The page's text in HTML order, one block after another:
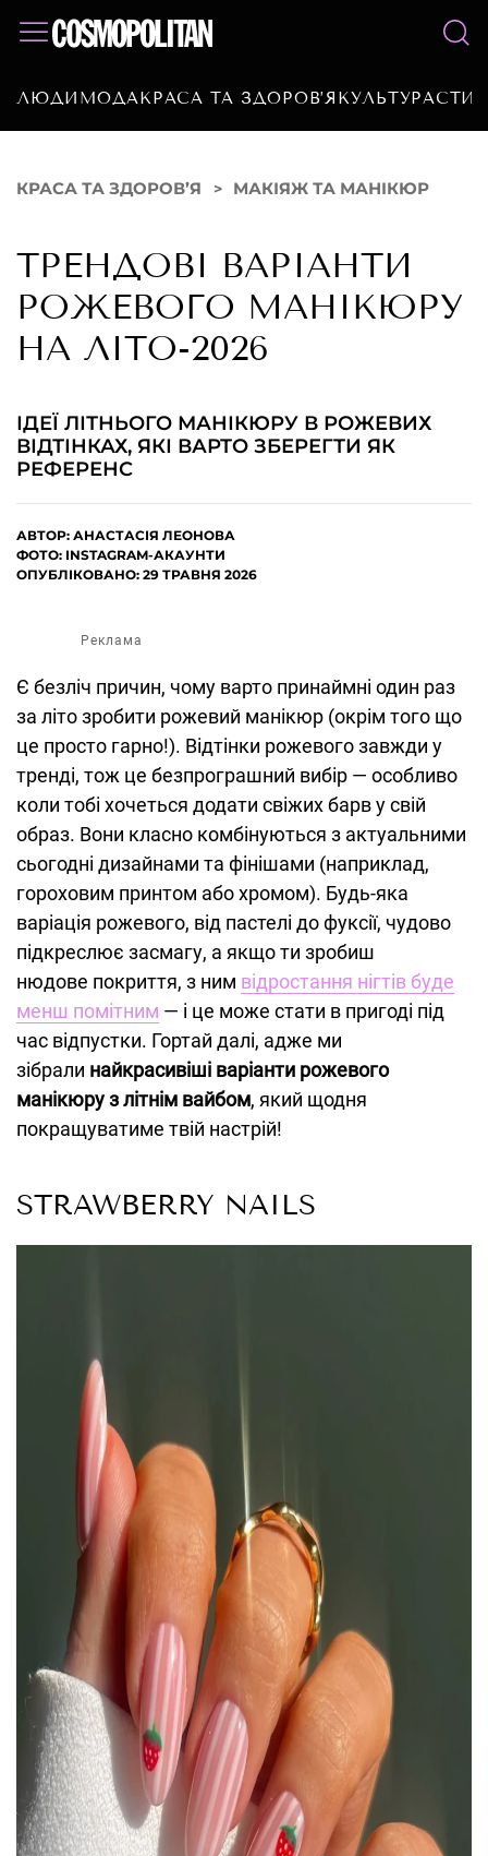
ЛЮДИ МОДАКРАСА ТА ЗДОРОВ’Я КУЛЬТУРА
КРАСА ТА ЗДОРОВ’Я МАКІЯЖ ТА МАНІКЮР
ТРЕНДОВІ ВАРІАНТИ
РОЖЕВОГО МАНІКЮРУ
НА ЛІТО-2026
ІДЕЇ ЛІТНЬОГО МАНІКЮРУ В РОЖЕВИХ
ВІДТІНКАХ, ЯКІ ВАРТО ЗБЕРЕГТИ ЯК
РЕФЕРЕНС
АВТОР: АНАСТАСІЯ ЛЕОНОВА
ФОТО: INSTAGRAM-АКАУНТИ
ОПУБЛІКОВАНО: 29 ТРАВНЯ 2026
Реклама
Є безліч причин, чому варто принаймні один раз
за літо зробити рожевий манікюр (окрім того що
це просто гарно!). Відтінки рожевого завжди у
тренді, тож це безпрограшний вибір — особливо
коли тобі хочеться додати свіжих барв у свій
образ. Вони класно комбінуються з актуальними
сьогодні дизайнами та фінішами (наприклад,
гороховим принтом або хромом). Будь-яка
варіація рожевого, від пастелі до фуксії, чудово
підкреслює засмагу, а якщо ти зробиш
нюдове покриття, з ним відростання нігтів буде
менш помітним — і це може стати в пригоді під
час відпустки. Гортай далі, адже ми
зібрали найкрасивіші варіанти рожевого
манікюру з літнім вайбом, який щодня
покращуватиме твій настрій!
STRAWBERRY NAILS